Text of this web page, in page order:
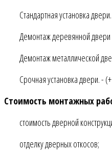
Стандартная установка
Демонтаж деревянной двери
Демонтаж металлической
Срочная установка двери. -
Стоимость монтажных
стоимость дверной
отделку дверных откосов;